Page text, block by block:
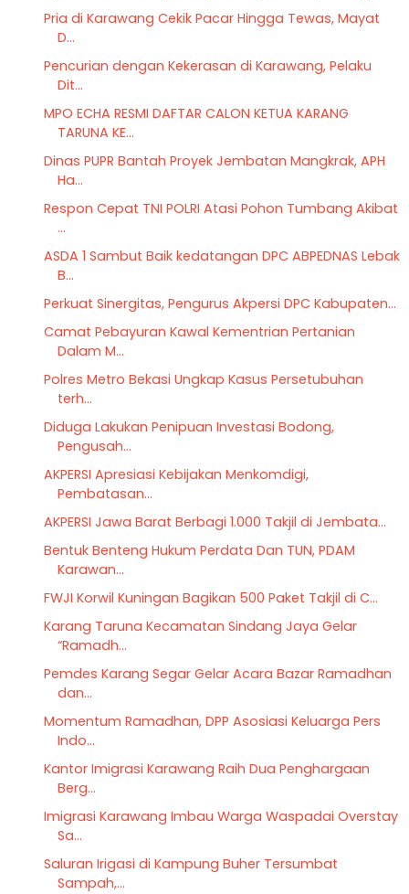
Pria di Karawang Cekik Pacar Hingga Tewas, Mayat
D...
Pencurian dengan Kekerasan di Karawang, Pelaku
Dit...
MPO ECHA RESMI DAFTAR CALON KETUA KARANG
TARUNA KE...
Dinas PUPR Bantah Proyek Jembatan Mangkrak, APH
Ha...
Respon Cepat TNI POLRI Atasi Pohon Tumbang Akibat
...
ASDA 1 Sambut Baik kedatangan DPC ABPEDNAS Lebak
B...
Perkuat Sinergitas, Pengurus Akpersi DPC Kabupaten...
Camat Pebayuran Kawal Kementrian Pertanian
Dalam M...
Polres Metro Bekasi Ungkap Kasus Persetubuhan
terh...
Diduga Lakukan Penipuan Investasi Bodong,
Pengusah...
AKPERSI Apresiasi Kebijakan Menkomdigi,
Pembatasan...
AKPERSI Jawa Barat Berbagi 1.000 Takjil di Jembata...
Bentuk Benteng Hukum Perdata Dan TUN, PDAM
Karawan...
FWJI Korwil Kuningan Bagikan 500 Paket Takjil di C...
Karang Taruna Kecamatan Sindang Jaya Gelar
“Ramadh...
Pemdes Karang Segar Gelar Acara Bazar Ramadhan
dan...
Momentum Ramadhan, DPP Asosiasi Keluarga Pers
Indo...
Kantor Imigrasi Karawang Raih Dua Penghargaan
Berg...
Imigrasi Karawang Imbau Warga Waspadai Overstay
Sa...
Saluran Irigasi di Kampung Buher Tersumbat
Sampah,...